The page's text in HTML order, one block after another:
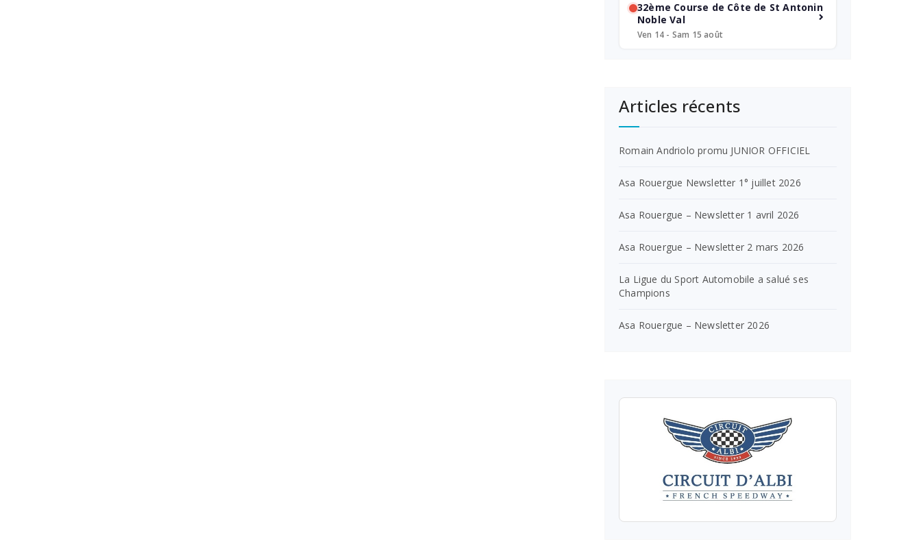
32ème Course de Côte de St Antonin
Noble Val
Ven 14 - Sam 15 août
Articles récents
Romain Andriolo promu JUNIOR OFFICIEL
Asa Rouergue Newsletter 1° juillet 2026
Asa Rouergue – Newsletter 1 avril 2026
Asa Rouergue – Newsletter 2 mars 2026
La Ligue du Sport Automobile a salué ses
Champions
Asa Rouergue – Newsletter 2026